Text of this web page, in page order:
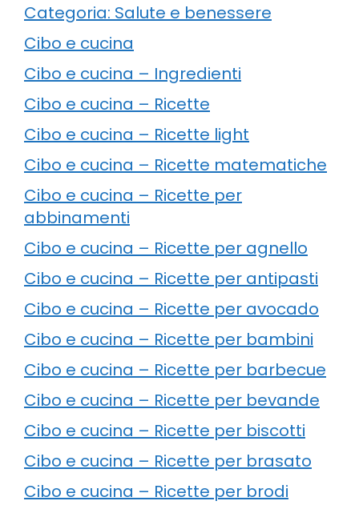
Categoria: Salute e benessere
Cibo e cucina
Cibo e cucina – Ingredienti
Cibo e cucina – Ricette
Cibo e cucina – Ricette light
Cibo e cucina – Ricette matematiche
Cibo e cucina – Ricette per
abbinamenti
Cibo e cucina – Ricette per agnello
Cibo e cucina – Ricette per antipasti
Cibo e cucina – Ricette per avocado
Cibo e cucina – Ricette per bambini
Cibo e cucina – Ricette per barbecue
Cibo e cucina – Ricette per bevande
Cibo e cucina – Ricette per biscotti
Cibo e cucina – Ricette per brasato
Cibo e cucina – Ricette per brodi